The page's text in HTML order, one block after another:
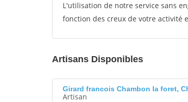
L'utilisation de notre service sans
fonction des creux de votre activité
Artisans Disponibles
Girard francois Chambon la foret,
Artisan